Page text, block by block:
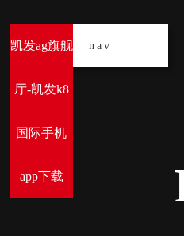
凯发ag旗舰
厅-凯发k8
国际手机
app下载
nav